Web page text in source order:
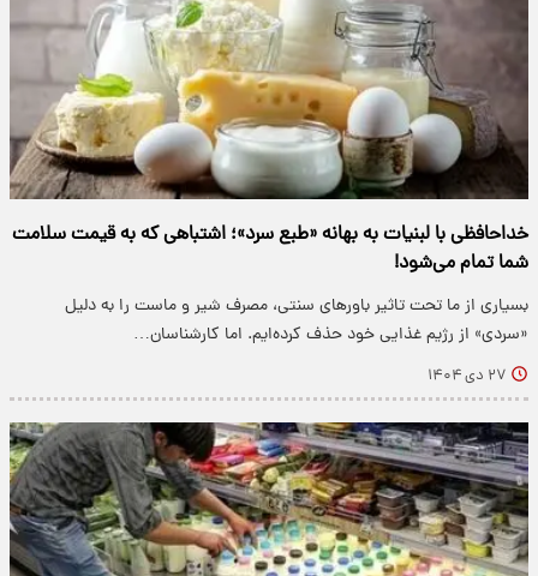
خداحافظی با لبنیات به بهانه «طبع سرد»؛ اشتباهی که به قیمت سلامت
شما تمام می‌شود!
بسیاری از ما تحت تاثیر باورهای سنتی، مصرف شیر و ماست را به دلیل
«سردی» از رژیم غذایی خود حذف کرده‌ایم. اما کارشناسان…
۲۷ دی ۱۴۰۴